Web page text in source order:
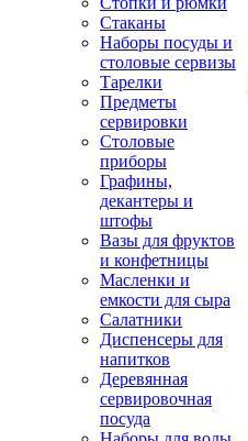
Стаканы
Наборы посуды и
столовые сервизы
Тарелки
Предметы
сервировки
Столовые
приборы
Графины,
декантеры и
штофы
Вазы для фруктов
и конфетницы
Масленки и
емкости для сыра
Салатники
Диспенсеры для
напитков
Деревянная
сервировочная
посуда